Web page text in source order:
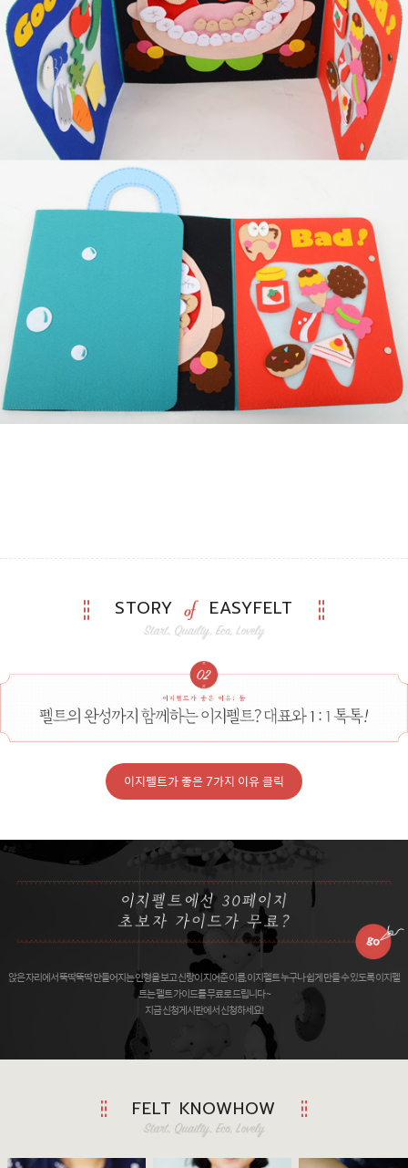
STORY EASYFELT
이지펠트가 좋은 7가지 이유 클릭
앉은 자리에서 뚝딱뚝딱 만들어지는 인형을 보고 신랑이 지어준 이름, 이지펠트 누구나 쉽게 만들 수 있도록 이지펠
트는 펠트 가이드를 무료로 드립니다 ~
지금 신청게시판에서 신청하세요!
FELT KNOWHOW